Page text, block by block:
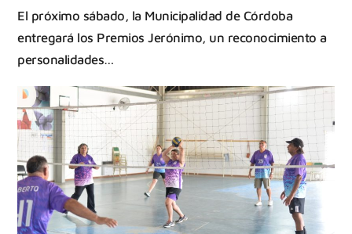
El próximo sábado, la Municipalidad de Córdoba
entregará los Premios Jerónimo, un reconocimiento a
personalidades…